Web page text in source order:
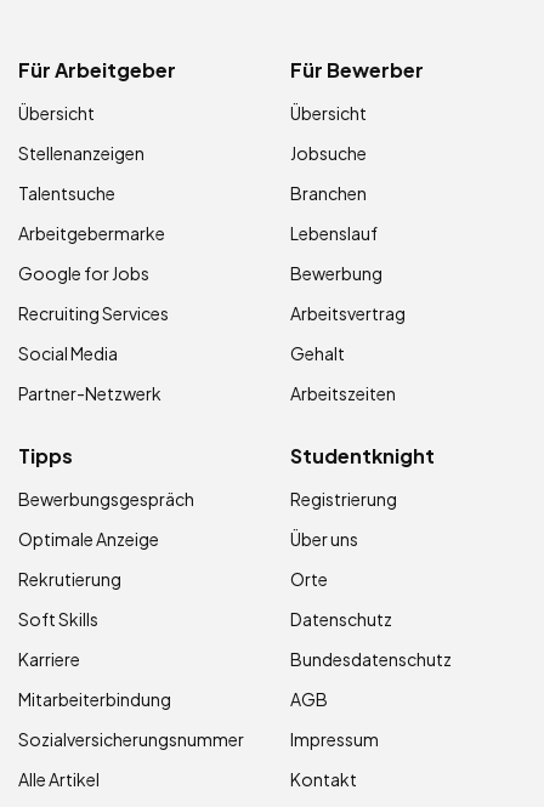
Für Arbeitgeber
Übersicht
Stellenanzeigen
Talentsuche
Arbeitgebermarke
Google for Jobs
Recruiting Services
Social Media
Partner-Netzwerk
Für Bewerber
Übersicht
Jobsuche
Branchen
Lebenslauf
Bewerbung
Arbeitsvertrag
Gehalt
Arbeitszeiten
Tipps
Bewerbungsgespräch
Optimale Anzeige
Rekrutierung
Soft Skills
Karriere
Mitarbeiterbindung
Sozialversicherungsnummer
Alle Artikel
Studentknight
Registrierung
Über uns
Orte
Datenschutz
Bundesdatenschutz
AGB
Impressum
Kontakt